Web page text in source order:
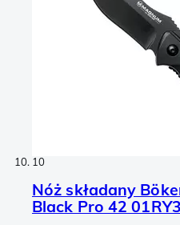
10
Nóż składany
Black Pro 42